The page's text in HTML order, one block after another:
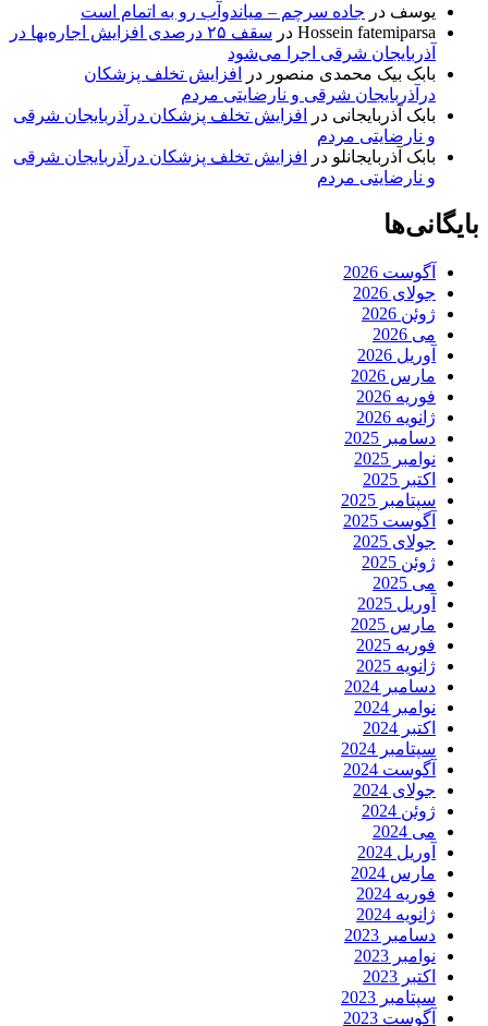
یوسف در جاده سرچم – میاندوآب رو به اتمام است
Hossein fatemiparsa در
سقف ۲۵ درصدی افزایش اجاره‌بها در
آذربایجان شرقی اجرا می‌شود
بابک بیک محمدی منصور در
افزایش تخلف پزشکان
درآذربایجان شرقی و نارضایتی مردم
بابک آذربایجانی در
افزایش تخلف پزشکان درآذربایجان شرقی
و نارضایتی مردم
بابک آذربایجانلو در
افزایش تخلف پزشکان درآذربایجان شرقی
و نارضایتی مردم
بایگانی‌ها
آگوست 2026
جولای 2026
ژوئن 2026
می 2026
آوریل 2026
مارس 2026
فوریه 2026
ژانویه 2026
دسامبر 2025
نوامبر 2025
اکتبر 2025
سپتامبر 2025
آگوست 2025
جولای 2025
ژوئن 2025
می 2025
آوریل 2025
مارس 2025
فوریه 2025
ژانویه 2025
دسامبر 2024
نوامبر 2024
اکتبر 2024
سپتامبر 2024
آگوست 2024
جولای 2024
ژوئن 2024
می 2024
آوریل 2024
مارس 2024
فوریه 2024
ژانویه 2024
دسامبر 2023
نوامبر 2023
اکتبر 2023
سپتامبر 2023
آگوست 2023